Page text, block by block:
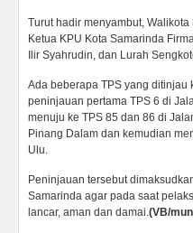
Turut hadir menyambut,
Ketua KPU Kota Samarinda
Ilir Syahrudin, dan Lurah
Ada beberapa TPS yang
peninjauan pertama TPS 6 di
menuju ke TPS 85 dan 86 di
Pinang Dalam dan kemudian
Ulu.
Peninjauan tersebut
Samarinda agar pada saat
lancar, aman dan damai.(VB/